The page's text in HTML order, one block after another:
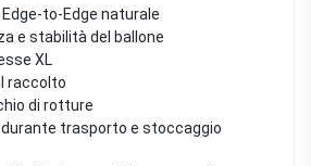
to-Edge naturale
e stabilità del ballone
XL
raccolto
di rotture
trasporto e stoccaggio